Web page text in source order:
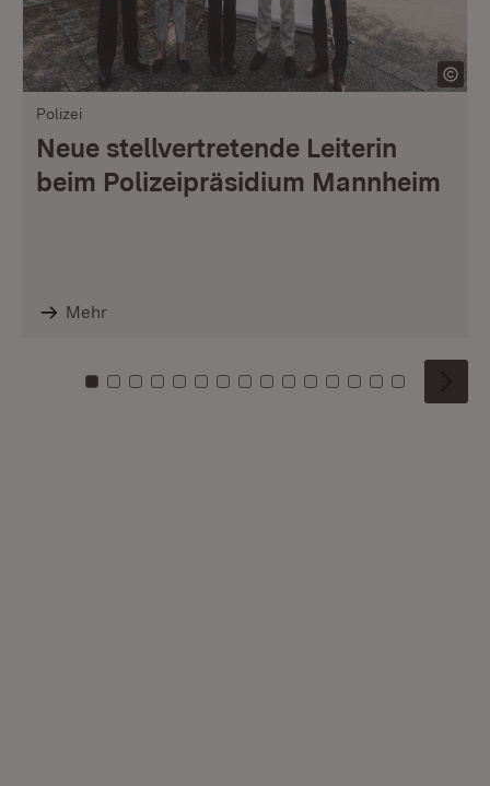
Polizei
Neue stellvertretende Leiterin
beim Polizeipräsidium Mannheim
Mehr
Zu Kachel: 0
Zu Kachel: 1
Zu Kachel: 2
Zu Kachel: 3
Zu Kachel: 4
Zu Kachel: 5
Zu Kachel: 6
Zu Kachel: 7
Zu Kachel: 8
Zu Kachel: 9
Zu Kachel: 10
Zu Kachel: 11
Zu Kachel: 12
Zu Kachel:
Zu